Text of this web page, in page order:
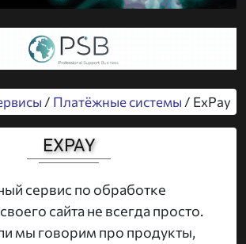
/ Платёжные системы / ExPay
EXPAY
сервис по обработке
сайта не всегда просто.
мы говорим про продукты,